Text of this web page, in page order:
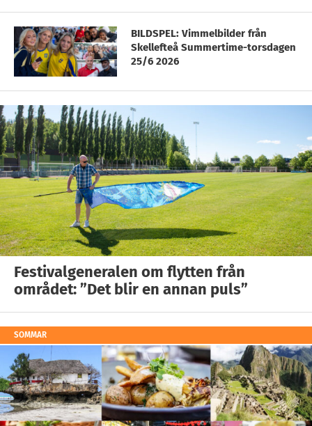
BILDSPEL: Vimmelbilder från
Skellefteå Summertime-torsdagen
25/6 2026
Festivalgeneralen om flytten från
området: ”Det blir en annan puls”
SOMMAR